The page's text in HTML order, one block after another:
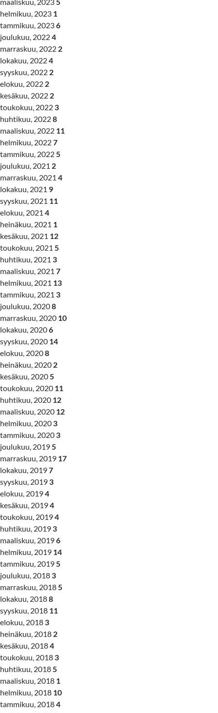
helmikuu, 2023 1
tammikuu, 20236
joulukuu, 20224
marraskuu, 2022 2
lokakuu, 20224
syyskuu, 2022 2
elokuu, 2022 2
kesäkuu, 2022 2
toukokuu, 2022 3
huhtikuu, 20228
maaliskuu, 2022 11
helmikuu, 20227
tammikuu, 20225
joulukuu, 2021 2
marraskuu, 2021 4
lokakuu, 2021 9
syyskuu, 2021 11
elokuu, 2021 4
heinäkuu, 2021 1
kesäkuu, 2021 12
toukokuu, 2021 5
huhtikuu, 2021 3
maaliskuu, 2021 7
helmikuu, 2021 13
tammikuu, 2021 3
joulukuu, 20208
marraskuu, 2020 10
lokakuu, 20206
syyskuu, 2020 14
elokuu, 20208
heinäkuu, 2020 2
kesäkuu, 20205
toukokuu, 2020 11
huhtikuu, 2020 12
maaliskuu, 2020 12
helmikuu, 2020 3
tammikuu, 2020 3
joulukuu, 20195
marraskuu, 2019 17
lokakuu, 20197
syyskuu, 2019 3
elokuu, 20194
kesäkuu, 20194
toukokuu, 20194
huhtikuu, 2019 3
maaliskuu, 20196
helmikuu, 2019 14
tammikuu, 20195
joulukuu, 2018 3
marraskuu, 20185
lokakuu, 20188
syyskuu, 2018 11
elokuu, 2018 3
heinäkuu, 2018 2
kesäkuu, 20184
toukokuu, 2018 3
huhtikuu, 20185
maaliskuu, 2018 1
helmikuu, 2018 10
tammikuu, 20184